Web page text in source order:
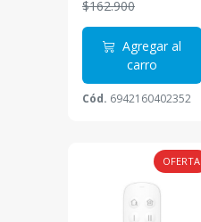
$162.900
Agregar al
carro
Cód. 6942160402352
OFERTA